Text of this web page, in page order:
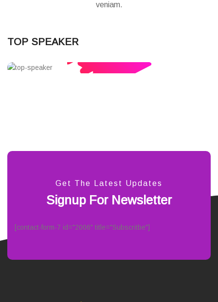
veniam.
TOP SPEAKER
Get The Latest Updates
Signup For Newsletter
[contact-form-7 id="2006" title="Subscritbe"]